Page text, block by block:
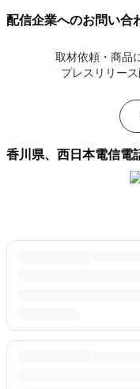
配信企業へのお問い合
取材依頼・商品
プレスリリー
香川県、西日本電信